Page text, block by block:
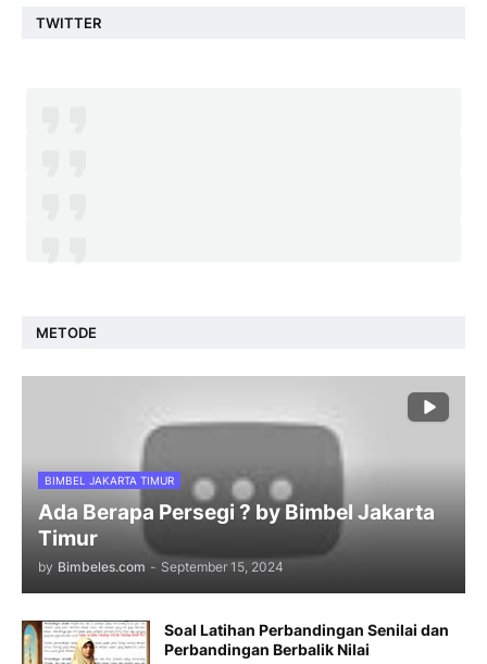
TWITTER
METODE
BIMBEL JAKARTA TIMUR
Ada Berapa Persegi ? by Bimbel Jakarta
Timur
by Bimbeles.com - September 15, 2024
Soal Latihan Perbandingan Senilai dan
Perbandingan Berbalik Nilai